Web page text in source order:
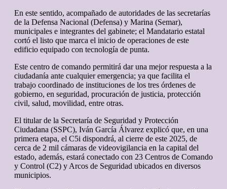
En este sentido, acompañado de autoridades de las secretarías
de la Defensa Nacional (Defensa) y Marina (Semar),
municipales e integrantes del gabinete; el Mandatario estatal
cortó el listo que marca el inicio de operaciones de este
edificio equipado con tecnología de punta.
Este centro de comando permitirá dar una mejor respuesta a la
ciudadanía ante cualquier emergencia; ya que facilita el
trabajo coordinado de instituciones de los tres órdenes de
gobierno, en seguridad, procuración de justicia, protección
civil, salud, movilidad, entre otras.
El titular de la Secretaría de Seguridad y Protección
Ciudadana (SSPC), Iván García Álvarez explicó que, en una
primera etapa, el C5i dispondrá, al cierre de este 2025, de
cerca de 2 mil cámaras de videovigilancia en la capital del
estado, además, estará conectado con 23 Centros de Comando
y Control (C2) y Arcos de Seguridad ubicados en diversos
municipios.